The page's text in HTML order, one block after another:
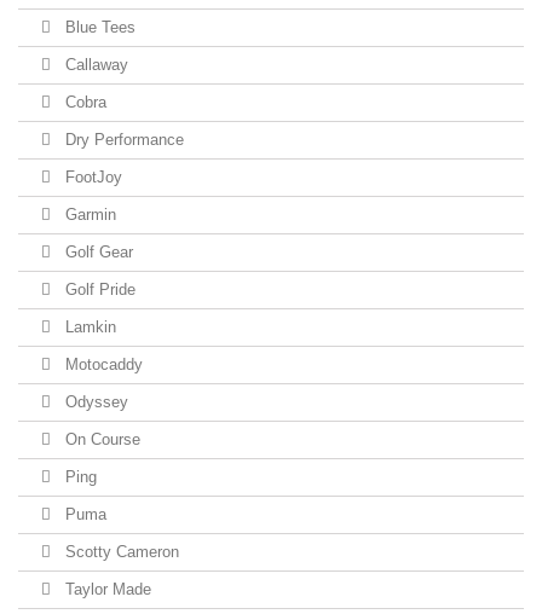
Blue Tees
Callaway
Cobra
Dry Performance
FootJoy
Garmin
Golf Gear
Golf Pride
Lamkin
Motocaddy
Odyssey
On Course
Ping
Puma
Scotty Cameron
Taylor Made